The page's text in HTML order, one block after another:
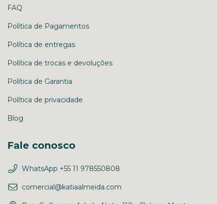
FAQ
Política de Pagamentos
Política de entregas
Política de trocas e devoluções
Política de Garantia
Política de privacidade
Blog
Fale conosco
WhatsApp +55 11 978550808
comercial@katiaalmeida.com